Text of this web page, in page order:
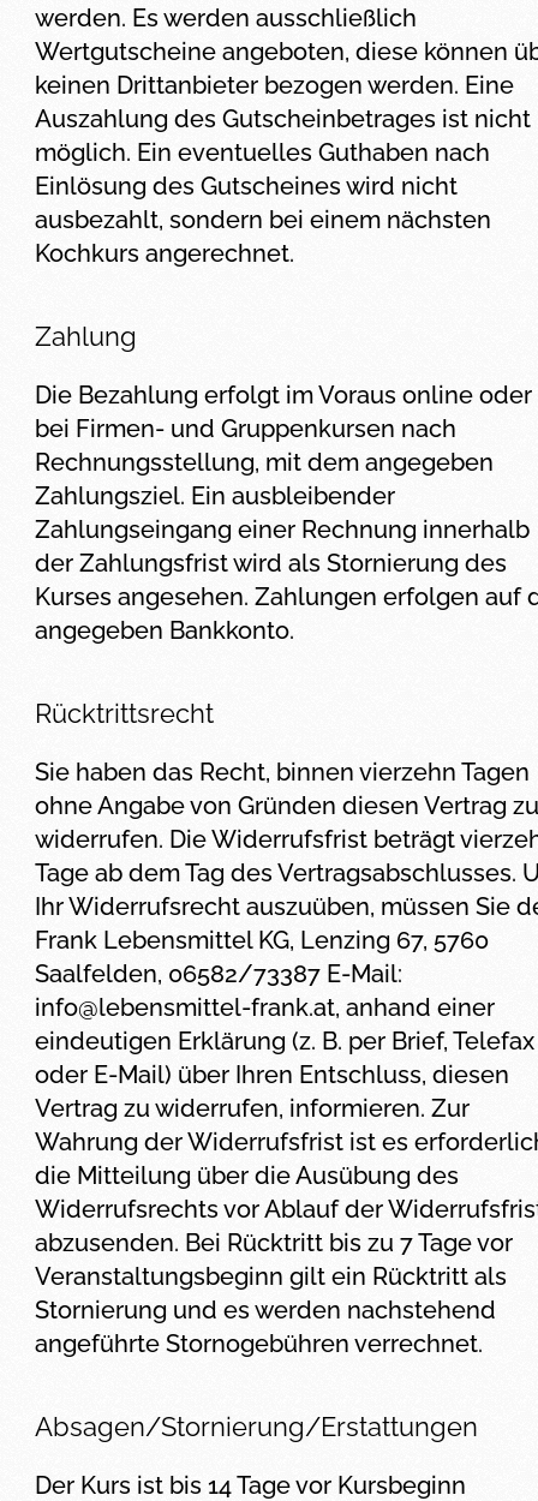
werden. Es werden ausschließlich
Wertgutscheine angeboten, diese können
keinen Drittanbieter bezogen werden. Eine
Auszahlung des Gutscheinbetrages ist nicht
möglich. Ein eventuelles Guthaben nach
Einlösung des Gutscheines wird nicht
ausbezahlt, sondern bei einem nächsten
Kochkurs angerechnet.
Zahlung
Die Bezahlung erfolgt im Voraus online oder
bei Firmen- und Gruppenkursen nach
Rechnungsstellung, mit dem angegeben
Zahlungsziel. Ein ausbleibender
Zahlungseingang einer Rechnung innerhalb
der Zahlungsfrist wird als Stornierung des
Kurses angesehen. Zahlungen erfolgen auf
angegeben Bankkonto.
Rücktrittsrecht
Sie haben das Recht, binnen vierzehn Tagen
ohne Angabe von Gründen diesen Vertrag zu
widerrufen. Die Widerrufsfrist beträgt
Tage ab dem Tag des Vertragsabschlusses.
Ihr Widerrufsrecht auszuüben, müssen Sie
Frank Lebensmittel KG, Lenzing 67, 5760
Saalfelden, 06582/73387 E-Mail:
info@lebensmittel-frank.at, anhand einer
eindeutigen Erklärung (z. B. per Brief, Telefax
oder E-Mail) über Ihren Entschluss, diesen
Vertrag zu widerrufen, informieren. Zur
Wahrung der Widerrufsfrist ist es
die Mitteilung über die Ausübung des
Widerrufsrechts vor Ablauf der
abzusenden. Bei Rücktritt bis zu 7 Tage vor
Veranstaltungsbeginn gilt ein Rücktritt als
Stornierung und es werden nachstehend
angeführte Stornogebühren verrechnet.
Absagen/Stornierung/Erstattungen
Der Kurs ist bis 14 Tage vor Kursbeginn